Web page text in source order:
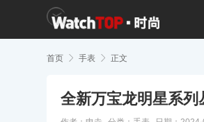
首页  手表  正文
全新万宝龙明星系